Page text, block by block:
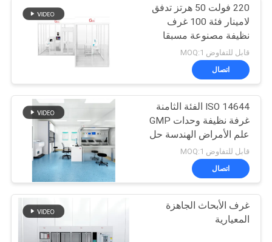
220 فولت 50 هرتز تدفق
لامينار فئة 100 غرف
نظيفة مصنوعة مسبقا
قابل للتفاوض MOQ:1
اتصال
ISO 14644 الفئة الثامنة
غرفة نظيفة وحدات GMP
علم الأمراض الهندسة حل
غرفة نظيفة
قابل للتفاوض MOQ:1
اتصال
غرف الأبحاث الجاهزة
المعيارية